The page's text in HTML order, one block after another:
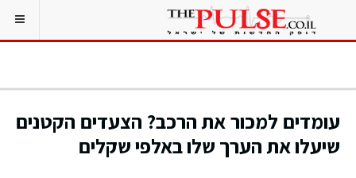
עומדים למכור את הרכב? הצעדים הקטנים
שיעלו את הערך שלו באלפי שקלים